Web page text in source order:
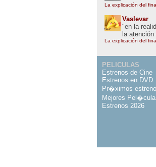
La explicación del
Vaslevar
"en la
la
La explicación del
PELICULAS
Estrenos de Cine
Estrenos en DVD
Pr�ximos
Mejores
Estrenos 2026